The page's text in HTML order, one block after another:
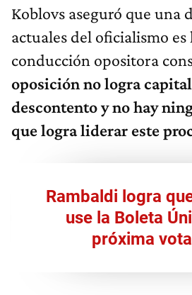
Koblovs aseguró que una
actuales del oficialismo
conducción opositora
oposición no logra
descontento y no hay
que logra liderar este
Rambaldi logra
use la Boleta
próxima